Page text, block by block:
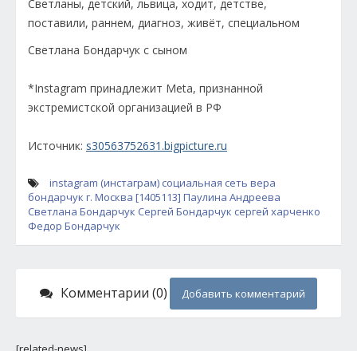
Светлана Бондарчук с сыном
*Instagram принадлежит Meta, признанной
экстремистской организацией в РФ
Источник: s30563752631.bigpicture.ru
instagram (инстаграм) социальная сеть вера
бондарчук г. Москва [1405113] Паулина Андреева
Светлана Бондарчук Сергей Бондарчук сергей харченко
Федор Бондарчук
Комментарии (0) Добавить комментарий